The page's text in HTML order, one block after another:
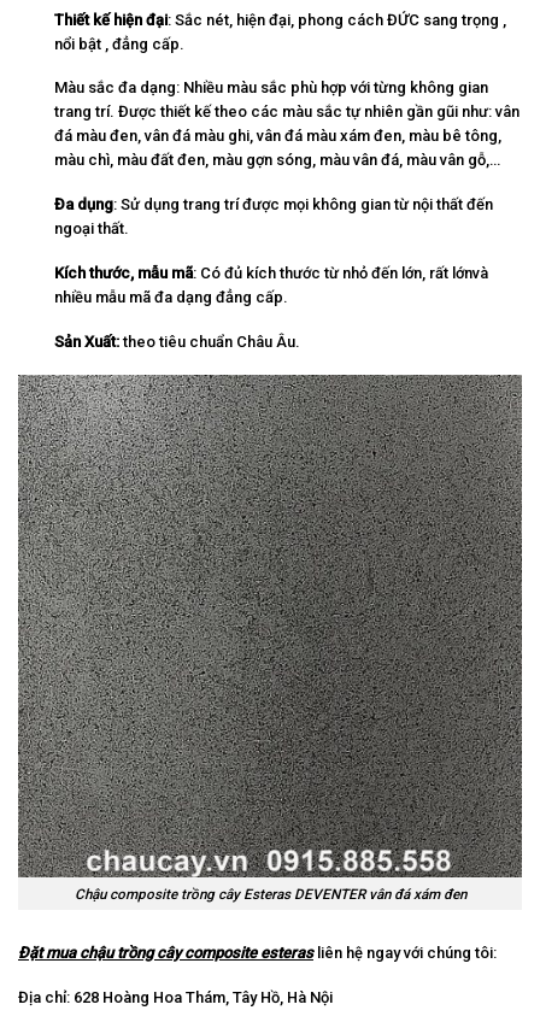
Thiết kế hiện đại: Sắc nét, hiện đại, phong cách ĐỨC sang trọng ,
nổi bật , đẳng cấp.
Màu sắc đa dạng: Nhiều màu sắc phù hợp với từng không gian
trang trí. Được thiết kế theo các màu sắc tự nhiên gần gũi như: vân
đá màu đen, vân đá màu ghi, vân đá màu xám đen, màu bê tông,
màu chì, màu đất đen, màu gợn sóng, màu vân đá, màu vân gỗ,…
Đa dụng: Sử dụng trang trí được mọi không gian từ nội thất đến
ngoại thất.
Kích thước, mẫu mã: Có đủ kích thước từ nhỏ đến lớn, rất lớnvà
nhiều mẫu mã đa dạng đẳng cấp.
Sản Xuất:theo tiêu chuẩn Châu Âu.
Chậu composite trồng cây Esteras DEVENTER vân đá xám đen
Đặt mua chậu trồng cây composite esterasliên hệ ngay với chúng tôi:
Địa chỉ: 628 Hoàng Hoa Thám, Tây Hồ, Hà Nội